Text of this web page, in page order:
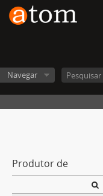
Navegar
Produtor de